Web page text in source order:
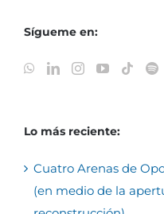
Sígueme en:
Lo más reciente:
Cuatro Arenas de
(en medio de la